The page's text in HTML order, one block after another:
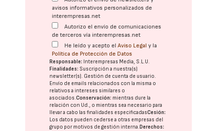
avisos informativos personalizados de
interempresas.net
Autorizo el envío de comunicaciones
de terceros vía interempresas.net
He leído y acepto elAviso Legal y la
Política de Protección de Datos
Responsable: Interempresas Media, S.L.U.
Finalidades: Suscripción a nuestra(s)
newsletter(s). Gestión de cuenta de usuario.
Envío de emails relacionados con la misma o
relativos a intereses similares o
asociados.Conservación: mientras dure la
relación con Ud., o mientras sea necesario para
llevar a cabo las finalidades especificadasCesión:
Los datos pueden cederse a otras empresas del
grupo por motivos de gestión interna. Derechos: